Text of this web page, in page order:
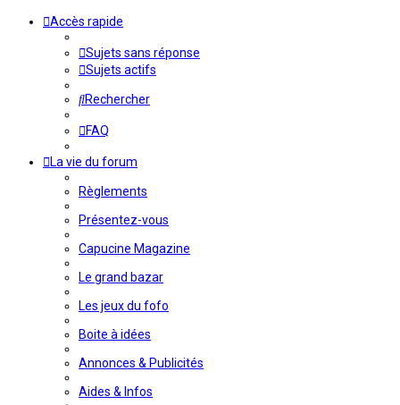
Accès rapide
Sujets sans réponse
Sujets actifs
Rechercher
FAQ
La vie du forum
Règlements
Présentez-vous
Capucine Magazine
Le grand bazar
Les jeux du fofo
Boite à idées
Annonces & Publicités
Aides & Infos